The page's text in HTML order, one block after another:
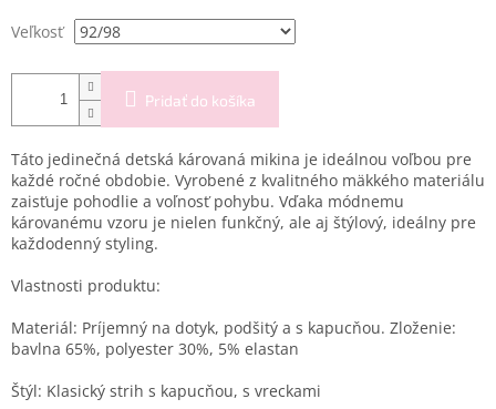
Veľkosť
Pridať do košíka
Táto jedinečná detská károvaná mikina je ideálnou voľbou pre
každé ročné obdobie. Vyrobené z kvalitného mäkkého materiálu
zaisťuje pohodlie a voľnosť pohybu. Vďaka módnemu
károvanému vzoru je nielen funkčný, ale aj štýlový, ideálny pre
každodenný styling.
Vlastnosti produktu:
Materiál: Príjemný na dotyk, podšitý a s kapucňou. Zloženie:
bavlna 65%, polyester 30%, 5% elastan
Štýl: Klasický strih s kapucňou, s vreckami